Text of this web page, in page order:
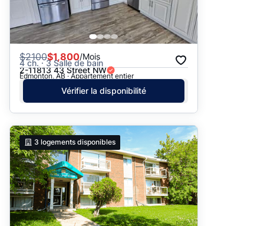
$2100$1,800/Mois
4 ch. · 3 Salle de bain
2-11813 43 Street NW
Edmonton, AB · Appartement entier
Vérifier la disponibilité
3 logements disponibles